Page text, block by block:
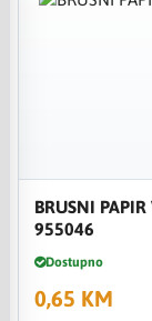
BRUSNI
955046
Dostupno
0,65 KM